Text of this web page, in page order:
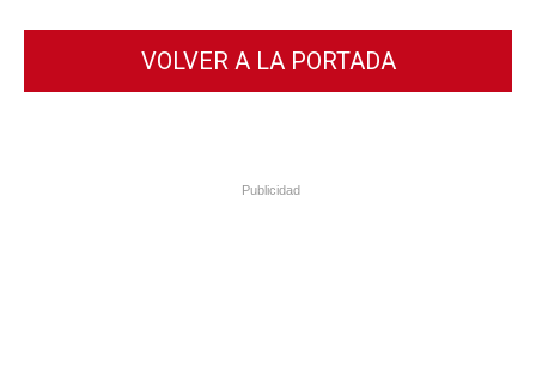
VOLVER A LA PORTADA
Publicidad